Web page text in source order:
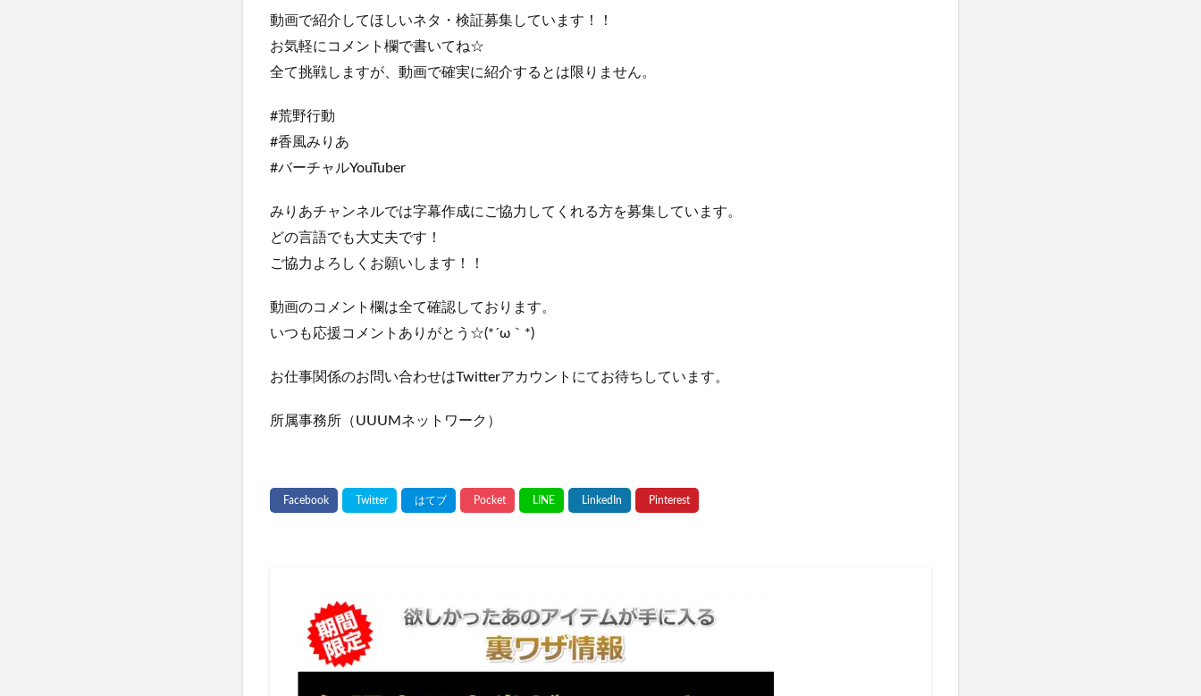
動画で紹介してほしいネタ・検証募集しています！！
お気軽にコメント欄で書いてね☆
全て挑戦しますが、動画で確実に紹介するとは限りません。
#荒野行動
#香風みりあ
#バーチャルYouTuber
みりあチャンネルでは字幕作成にご協力してくれる方を募集しています。
どの言語でも大丈夫です！
ご協力よろしくお願いします！！
動画のコメント欄は全て確認しております。
いつも応援コメントありがとう☆(*´ω｀*)
お仕事関係のお問い合わせはTwitterアカウントにてお待ちしています。
所属事務所（UUUMネットワーク）